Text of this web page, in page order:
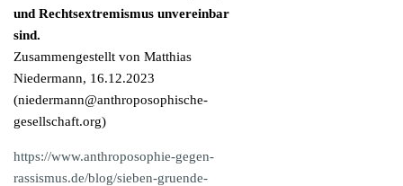
und Rechtsextremismus unvereinbar
sind.
Zusammengestellt von Matthias
Niedermann, 16.12.2023
(niedermann@anthroposophische-
gesellschaft.org)
https://www.anthroposophie-gegen-
rassismus.de/blog/sieben-gruende-